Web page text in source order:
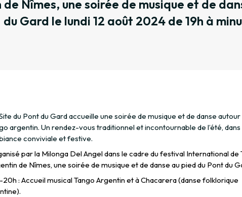
Nîmes, une soirée de musique et de
du Gard le lundi 12 août 2024 de 19h à
du Pont du Gard accueille une soirée de musique et de danse autour
argentin. Un rendez-vous traditionnel et incontournable de l’été, dans
conviviale et festive.
par la Milonga Del Angel dans le cadre du festival International de
de Nîmes, une soirée de musique et de danse au pied du Pont du
20h : Accueil musical Tango Argentin et à Chacarera (danse folklorique